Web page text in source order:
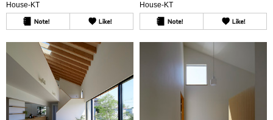
House-KT House-KT